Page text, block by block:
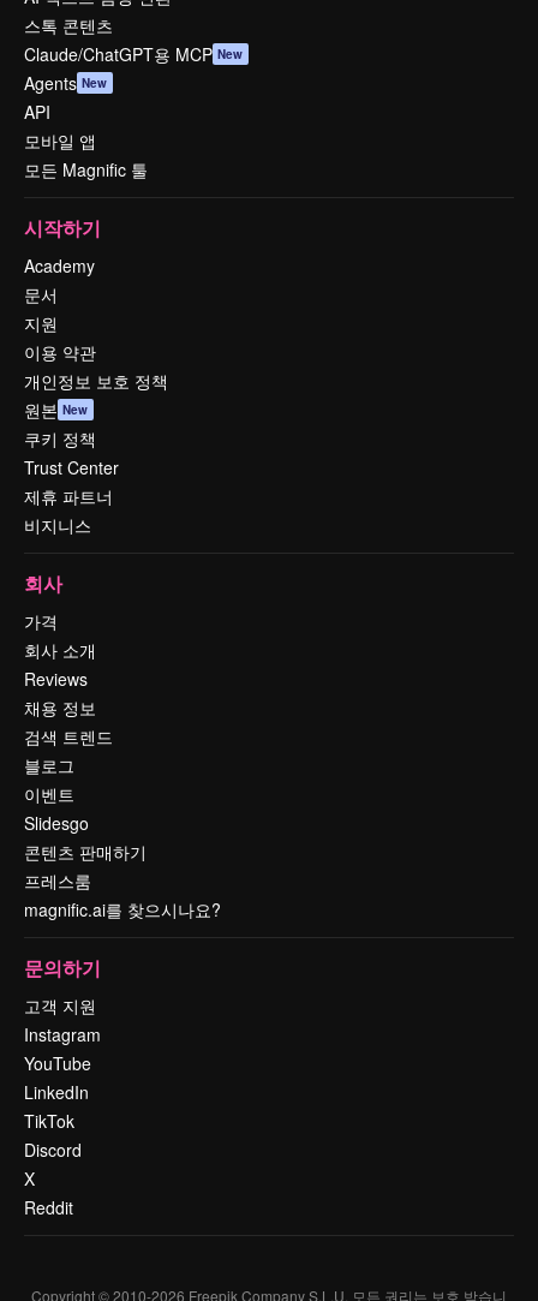
스톡 콘텐츠
Claude/ChatGPT용 MCP New
Agents New
API
모바일 앱
모든 Magnific 툴
시작하기
Academy
문서
지원
이용 약관
개인정보 보호 정책
원본 New
쿠키 정책
Trust Center
제휴 파트너
비지니스
회사
가격
회사 소개
Reviews
채용 정보
검색 트렌드
블로그
이벤트
Slidesgo
콘텐츠 판매하기
프레스룸
magnific.ai를 찾으시나요?
문의하기
고객 지원
Instagram
YouTube
LinkedIn
TikTok
Discord
X
Reddit
Copyright © 2010-2026 Freepik Company S.L.U. 모든 권리는 보호 받습니